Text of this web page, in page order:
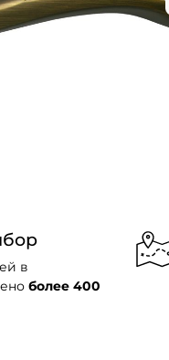
в
более 400